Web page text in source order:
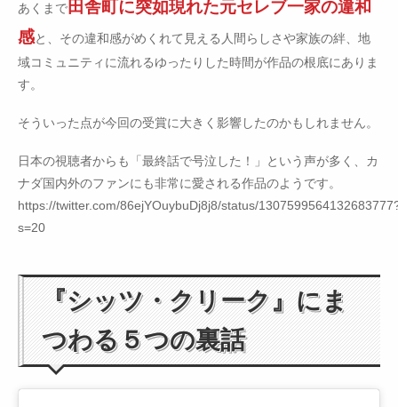
あくまで田舎町に突如現れた元セレブ一家の違和
感と、その違和感がめくれて見える人間らしさや家族の絆、地
域コミュニティに流れるゆったりした時間が作品の根底にありま
す。
そういった点が今回の受賞に大きく影響したのかもしれません。
日本の視聴者からも「最終話で号泣した！」という声が多く、カ
ナダ国内外のファンにも非常に愛される作品のようです。
https://twitter.com/86ejYOuybuDj8j8/status/
s=20
『シッツ・クリーク』にま
つわる５つの裏話